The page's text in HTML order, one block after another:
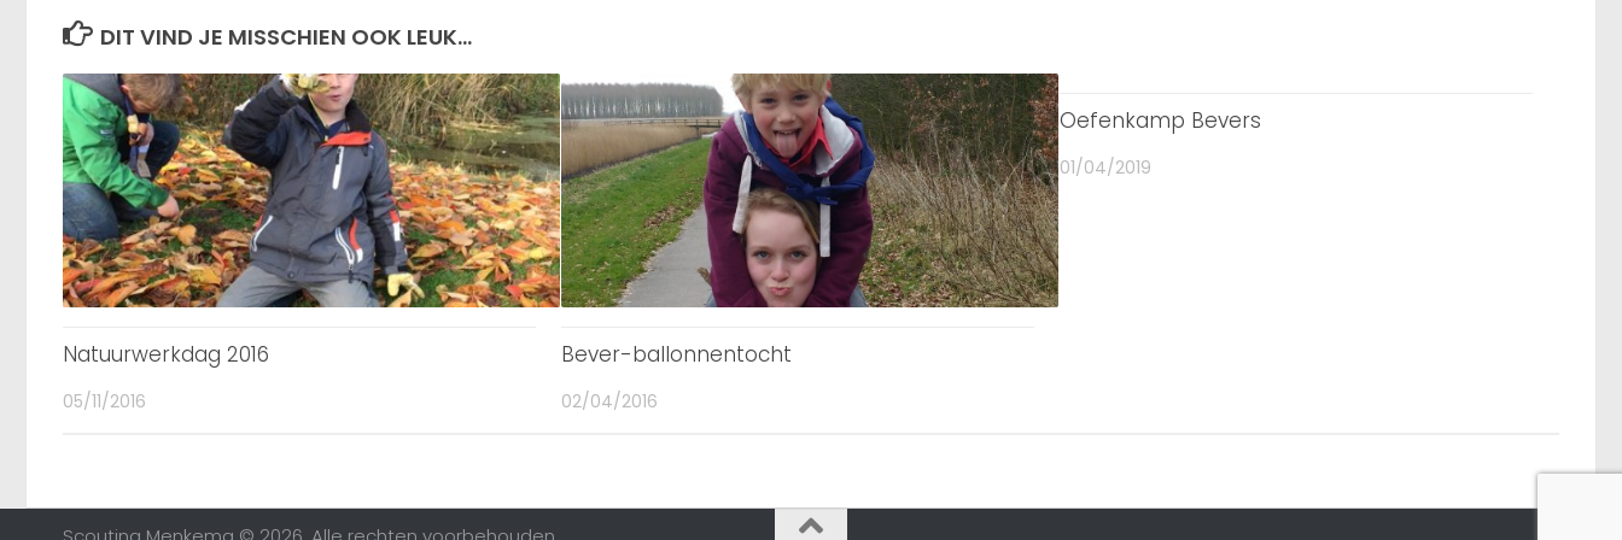
DIT VIND JE MISSCHIEN OOK LEUK...
Natuurwerkdag 2016
05/11/2016
Bever-ballonnentocht
02/04/2016
Oefenkamp Bevers
01/04/2019